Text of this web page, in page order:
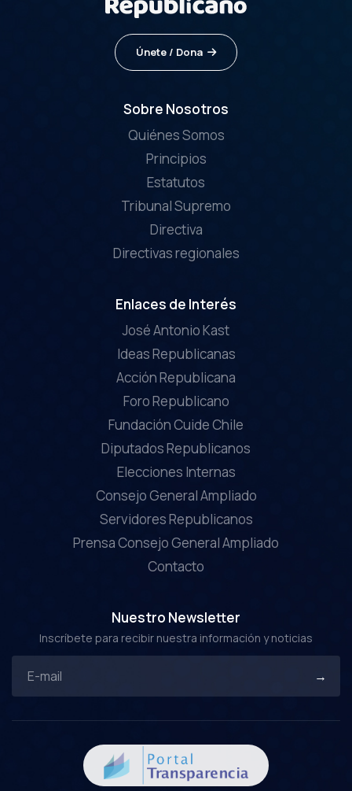
Únete / Dona
Sobre Nosotros
Quiénes Somos
Principios
Estatutos
Tribunal Supremo
Directiva
Directivas regionales
Enlaces de Interés
José Antonio Kast
Ideas Republicanas
Acción Republicana
Foro Republicano
Fundación Cuide Chile
Diputados Republicanos
Elecciones Internas
Consejo General Ampliado
Servidores Republicanos
Prensa Consejo General Ampliado
Contacto
Nuestro Newsletter
Inscríbete para recibir nuestra información y noticias